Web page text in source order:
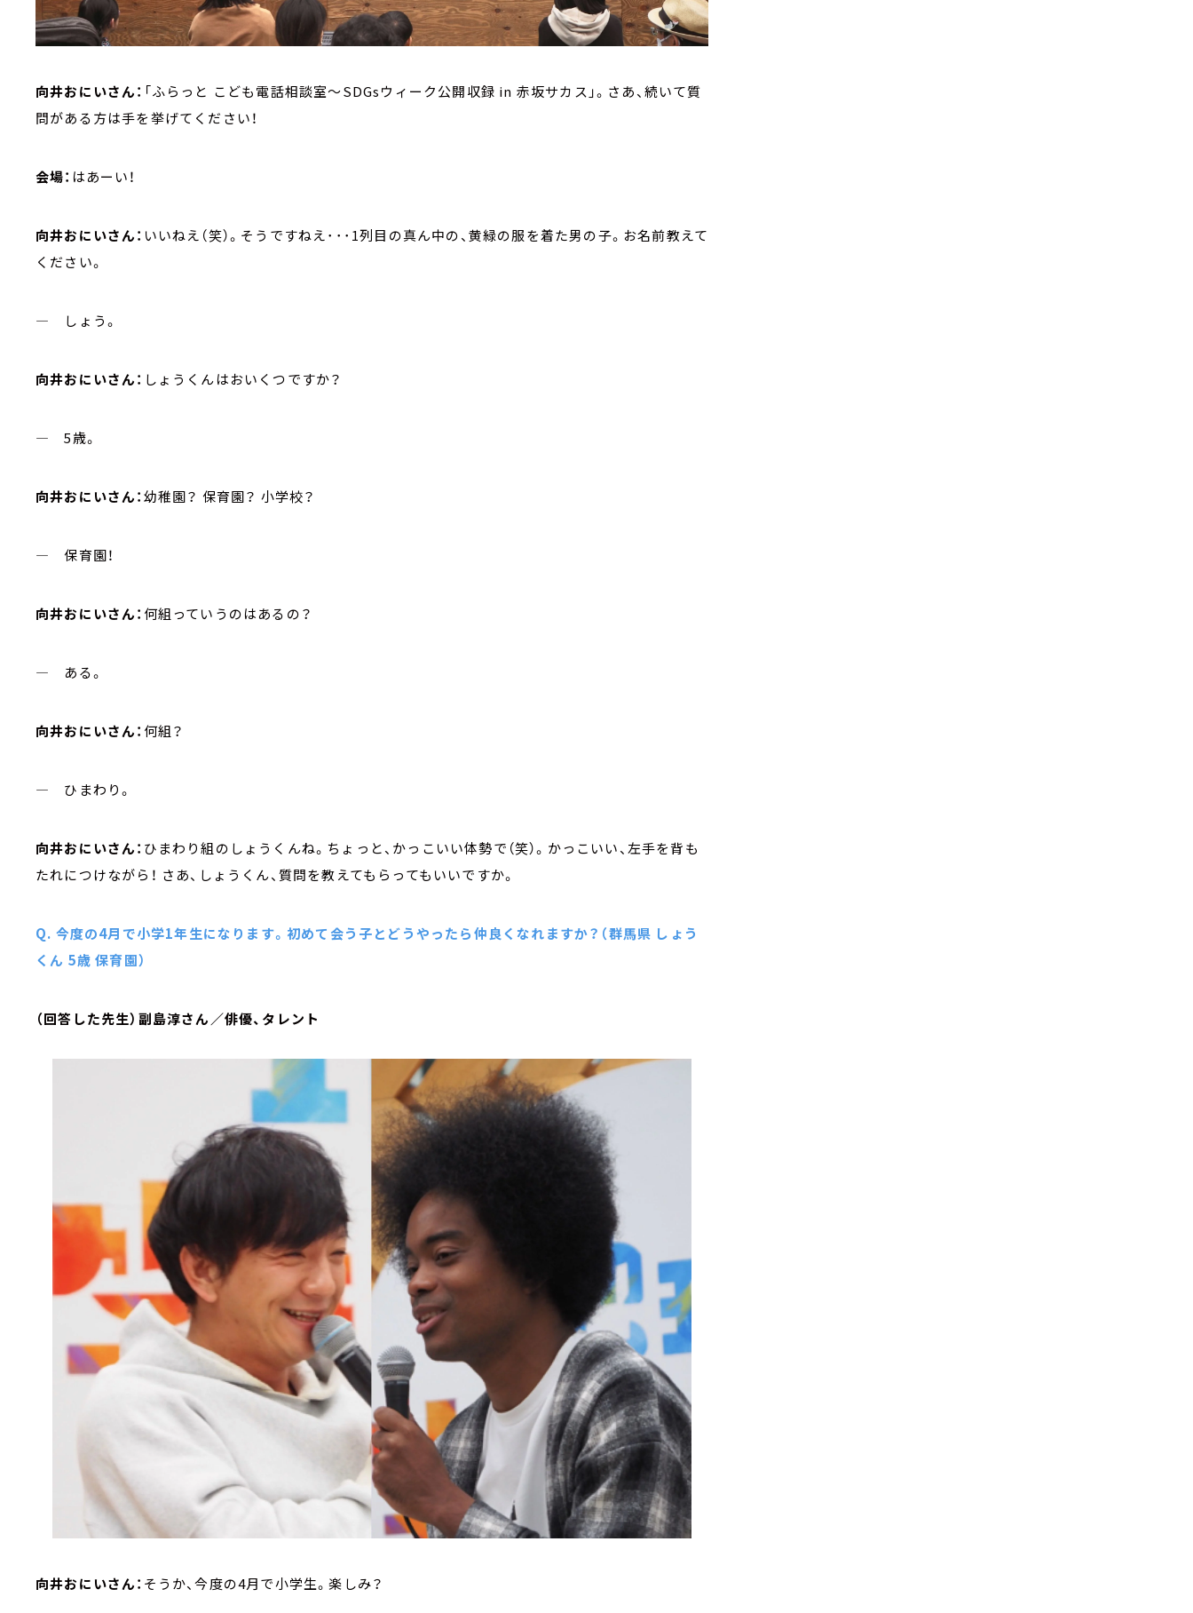
向井おにいさん： 「ふらっと こども電話相談室～SDGsウィーク公開収録 in 赤坂サカス」。さあ、続いて質
問がある方は手を挙げてください！
会場： はあーい！
向井おにいさん： いいねえ（笑）。そうですねえ･･･1列目の真ん中の、黄緑の服を着た男の子。お名前教えて
ください。
― しょう。
向井おにいさん： しょうくんはおいくつですか？
― 5歳。
向井おにいさん：幼稚園？ 保育園？ 小学校？
― 保育園！
向井おにいさん： 何組っていうのはあるの？
― ある。
向井おにいさん： 何組？
― ひまわり。
向井おにいさん： ひまわり組のしょうくんね。ちょっと、かっこいい体勢で（笑）。かっこいい、左手を背も
たれにつけながら！ さあ、しょうくん、質問を教えてもらってもいいですか。
Q. 今度の4月で小学1年生になります。初めて会う子とどうやったら仲良くなれますか？（群馬県 しょう
くん 5歳 保育園）
（回答した先生）副島淳さん／俳優、タレント
向井おにいさん： そうか、今度の4月で小学生。楽しみ？